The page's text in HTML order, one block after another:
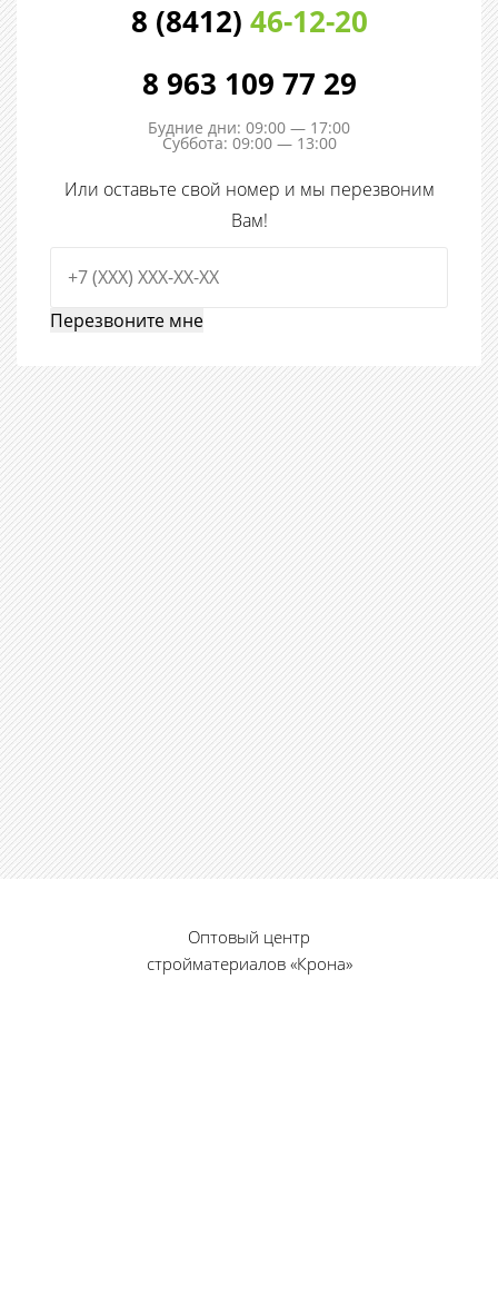
8 (8412) 46-12-20
8 963 109 77 29
Будние дни: 09:00 — 17:00
Суббота: 09:00 — 13:00
Или оставьте свой номер и мы перезвоним
Вам!
Оптовый центр
стройматериалов «Крона»